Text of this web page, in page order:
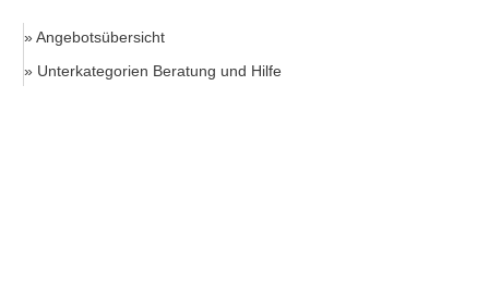
» Angebotsübersicht
» Unterkategorien Beratung und Hilfe